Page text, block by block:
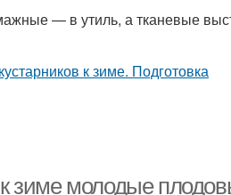
— в утиль, а тканевые
к зиме молодые